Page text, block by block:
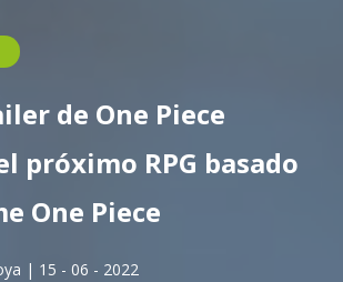
de One Piece
próximo RPG basado
One Piece
| 15 - 06 - 2022